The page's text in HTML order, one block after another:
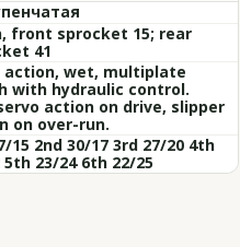
front sprocket 15; rear
41
action, wet, multiplate
with hydraulic control.
action on drive, slipper
on over-run.
15 2nd 30/17 3rd 27/20 4th
5th 23/24 6th 22/25